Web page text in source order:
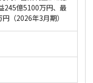
245億5100万円、最
（2026年3月期）